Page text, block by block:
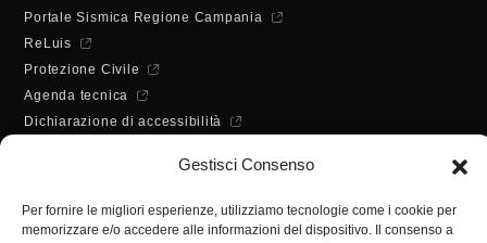
Gestisci Consenso
Per fornire le migliori esperienze, utilizziamo tecnologie come i cookie per
memorizzare e/o accedere alle informazioni del dispositivo. Il consenso a
Portale Sismica Regione Campania
ReLuis
Protezione Civile
Agenda tecnica
Dichiarazione di accessibilità
Lunedì - Mercoledì - Venerdì:
Martedì - Giovedì: